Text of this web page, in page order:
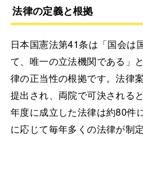
法律の定義と根拠
日本国憲法第41条は「国会は
て、唯一の立法機関である」
律の正当性の根拠です。法律
提出され、両院で可決される
年度に成立した法律は約80件
に応じて毎年多くの法律が制